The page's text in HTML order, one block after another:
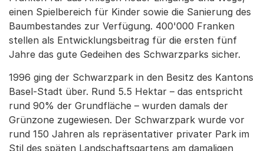
einen Spielbereich für Kinder sowie die Sanierung des
Baumbestandes zur Verfügung. 400'000 Franken
stellen als Entwicklungsbeitrag für die ersten fünf
Jahre das gute Gedeihen des Schwarzparks sicher.
1996 ging der Schwarzpark in den Besitz des Kantons
Basel-Stadt über. Rund 5.5 Hektar – das entspricht
rund 90% der Grundfläche – wurden damals der
Grünzone zugewiesen. Der Schwarzpark wurde vor
rund 150 Jahren als repräsentativer privater Park im
Stil des späten Landschaftsgartens am damaligen